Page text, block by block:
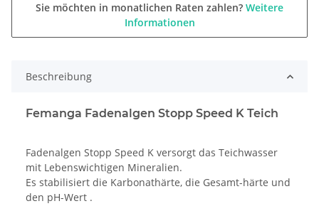
Sie möchten in monatlichen Raten zahlen? Weitere
Informationen
Beschreibung
Femanga Fadenalgen Stopp Speed K Teich
Fadenalgen Stopp Speed K versorgt das Teichwasser
mit Lebenswichtigen Mineralien.
Es stabilisiert die Karbonathärte, die Gesamt-härte und
den pH-Wert .